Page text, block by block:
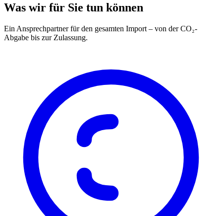
Was wir für Sie tun können
Ein Ansprechpartner für den gesamten Import – von der CO₂-
Abgabe bis zur Zulassung.